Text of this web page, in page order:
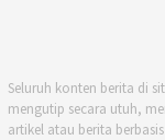
Seluruh konten berita di
mengutip secara utuh,
artikel atau berita